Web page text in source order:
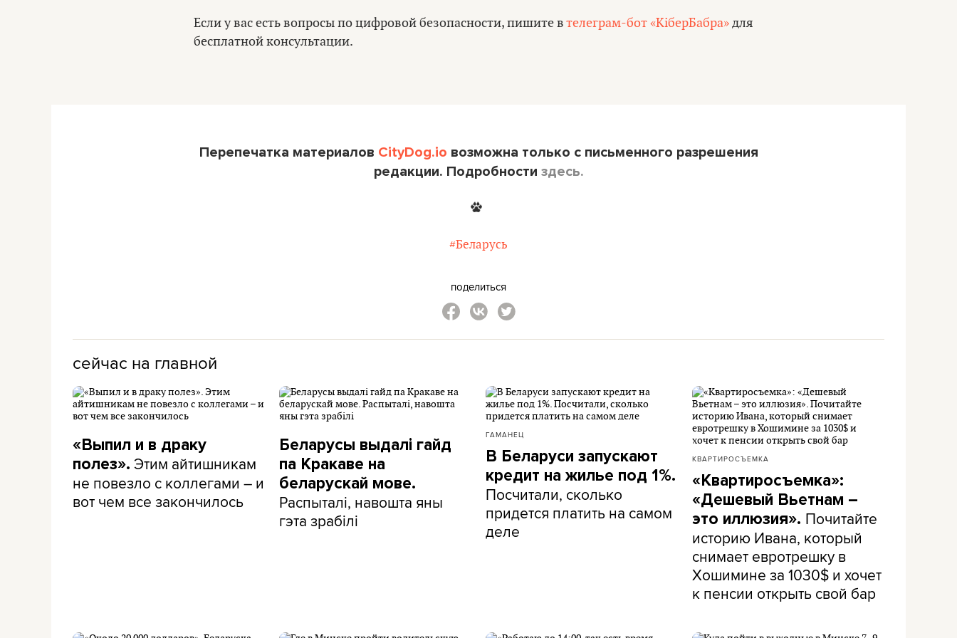
Если у вас есть вопросы по цифровой безопасности, пишите втелеграм-бот «КіберБабра»для
бесплатной консультации.
Перепечатка материалов CityDog.io возможна только с письменного разрешения
редакции. Подробности здесь.
#Беларусь
поделиться
сейчас на главной
«Выпил и в драку
полез». Этим айтишникам
не повезло с коллегами – и
вот чем все закончилось
Беларусы выдалі гайд
па Кракаве на
беларускай мове.
Распыталі, навошта яны
гэта зрабілі
ГАМАНЕЦ
В Беларуси запускают
кредит на жилье под 1%.
Посчитали, сколько
придется платить на самом
деле
КВАРТИРОСЪЕМКА
«Квартиросъемка»:
«Дешевый Вьетнам –
это иллюзия». Почитайте
историю Ивана, который
снимает евротрешку в
Хошимине за 1030$ и хочет
к пенсии открыть свой бар